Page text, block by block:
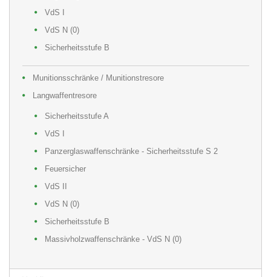
VdS I
VdS N (0)
Sicherheitsstufe B
Munitionsschränke / Munitionstresore
Langwaffentresore
Sicherheitsstufe A
VdS I
Panzerglaswaffenschränke - Sicherheitsstufe S 2
Feuersicher
VdS II
VdS N (0)
Sicherheitsstufe B
Massivholzwaffenschränke - VdS N (0)